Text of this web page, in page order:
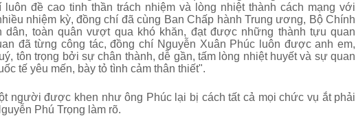
đề cao tinh thần trách nhiệm và lòng nhiệt thành cách mạng với
nhiệm kỳ, đồng chí đã cùng Ban Chấp hành Trung ương, Bộ Chính
dân, toàn quân vượt qua khó khăn, đạt được những thành tựu quan
đã từng công tác, đồng chí Nguyễn Xuân Phúc luôn được anh em,
tôn trọng bởi sự chân thành, dễ gần, tấm lòng nhiệt huyết và sự quan
tế yêu mến, bày tỏ tình cảm thân thiết".
người được khen như ông Phúc lại bị cách tất cả mọi chức vụ ắt phải
Phú Trọng làm rõ.